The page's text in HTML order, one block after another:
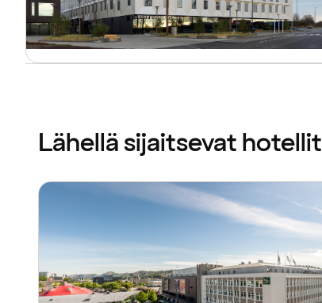
Lähellä sijaitsevat hotellit